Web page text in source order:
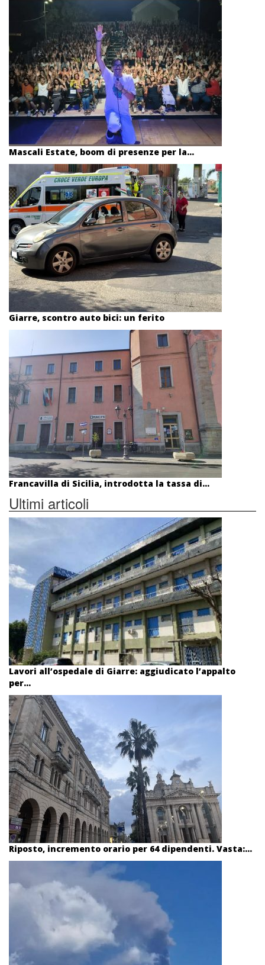
Mascali Estate, boom di presenze per la...
Giarre, scontro auto bici: un ferito
Francavilla di Sicilia, introdotta la tassa di...
Ultimi articoli
Lavori all’ospedale di Giarre: aggiudicato l’appalto
per...
Riposto, incremento orario per 64 dipendenti. Vasta:...